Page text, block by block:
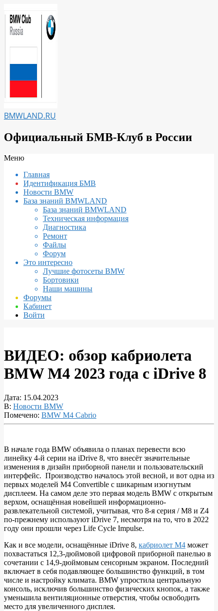
к
содержимому
BMWLAND.RU
Официальный БМВ-Клуб в России
Вторичное
навигации
Меню
Главная
Идентификация БМВ
Новости BMW
База знаний BMWLAND
База знаний BMWLAND
Техническая информация
Диагностика
Ремонт
Файлы
Форум
Это интересно
Лучшие фотосеты BMW
Бортовики
Наши машины
Форумы
Кабинет
Войти
ВИДЕО: обзор кабриолета
BMW M4 2023 года с iDrive 8
Дата: 15.04.2023
В: Новости BMW
Помечено: BMW M4 Cabrio
ВИДЕО:
обзор
кабриолета
BMW
M4
2023
года
с
iDrive
8
В начале года BMW объявила о планах перевести всю
линейку 4-й серии на iDrive 8, что внесёт значительные
изменения в дизайн приборной панели и пользовательский
интерфейс. Производство началось этой весной, и вот одна из
первых моделей M4 Convertible с шикарным изогнутым
дисплеем. На самом деле это первая модель BMW с открытым
верхом, оснащённая новейшей информационно-
развлекательной системой, учитывая, что 8-я серия / M8 и Z4
по-прежнему используют iDrive 7, несмотря на то, что в 2022
году они прошли через Life Cycle Impulse.
Как и все модели, оснащённые iDrive 8, кабриолет M4 может
похвастаться 12,3-дюймовой цифровой приборной панелью в
сочетании с 14,9-дюймовым сенсорным экраном. Последний
включает в себя подавляющее большинство функций, в том
числе и настройку климата. BMW упростила центральную
консоль, исключив большинство физических кнопок, а также
уменьшила вентиляционные отверстия, чтобы освободить
место для увеличенного дисплея.